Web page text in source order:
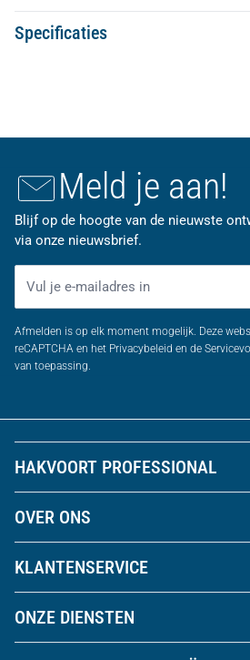
Specificaties
Meld je aan!
Blijf op de hoogte van de nieuwste
via onze nieuwsbrief.
Afmelden is op elk moment mogelijk. Deze
reCAPTCHA en het Privacybeleid en de
van toepassing.
HAKVOORT PROFESSIONAL
OVER ONS
KLANTENSERVICE
ONZE DIENSTEN